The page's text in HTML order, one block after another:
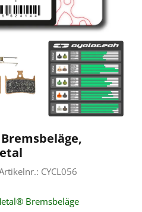
CYCL056
Bremsbeläge